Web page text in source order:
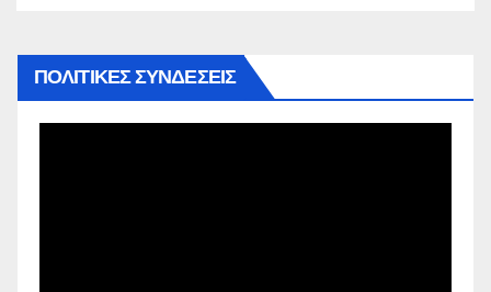
ΠΟΛΙΤΙΚΕΣ ΣΥΝΔΕΣΕΙΣ